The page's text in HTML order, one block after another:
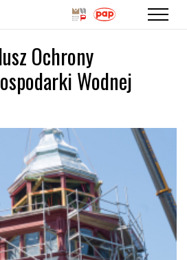
Przejdź
do
treści
Ochrony
Wodnej